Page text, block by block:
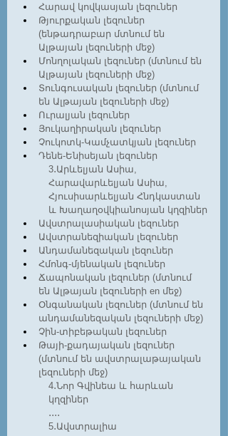
Հարավ կովկասյան լեզուներ
Թյուրքական լեզուներ
(ենթադրաբար մտնում են
Ալթայան լեզուների մեջ)
Մոնղոլական լեզուներ (մտնում են
Ալթայան լեզուների մեջ)
Տունգուսական լեզուներ (մտնում
են Ալթայան լեզուների մեջ)
Ուրալյան լեզուներ
Յուկաղիրական լեզուներ
Չուկոտկ-Կամչատկյան լեզուներ
Դենե-Ենիսեյան լեզուներ
3․Արևելյան Ասիա,
Հարավարևելյան Ասիա,
Հյուսիսարևելյան Հնդկաստան
և Խաղաղօվկիանոսյան կղզիներ
Ավստրալասիական լեզուներ
Ավստրանեզիական լեզուներ
Անդամանեզական լեզուներ
Հմոնգ-մյենական լեզուներ
Ճապոնական լեզուներ (մտնում
են Ալթայան լեզուների en մեջ)
Օնգանական լեզուներ (մտնում են
անդամանեզական լեզուների մեջ)
Չին-տիբեթական լեզուներ
Թայի-քադայական լեզուներ
(մտնում են ավստրալաթայական
լեզուների մեջ)
4․Նոր Գվինեա և հարևան
կղզիներ
․․․․
5․Ավստրալիա